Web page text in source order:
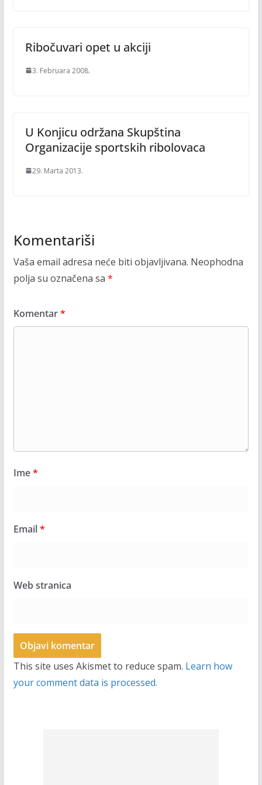
Ribočuvari opet u akciji
3. Februara 2008.
U Konjicu održana Skupština
Organizacije sportskih ribolovaca
29. Marta 2013.
Komentariši
Vaša email adresa neće biti objavljivana. Neophodna
polja su označena sa *
Komentar*
Ime*
Email*
Web stranica
This site uses Akismet to reduce spam. Learn how
your comment data is processed.